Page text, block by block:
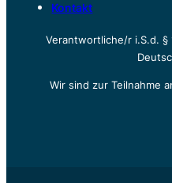
Kontakt
Verantwortliche/r i.S.d. §
Wir sind zur Teilnahme